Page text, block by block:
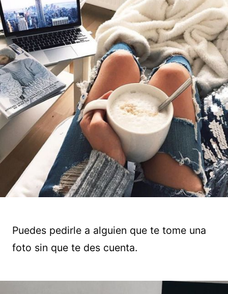
Puedes pedirle a alguien que te tome una
foto sin que te des cuenta.